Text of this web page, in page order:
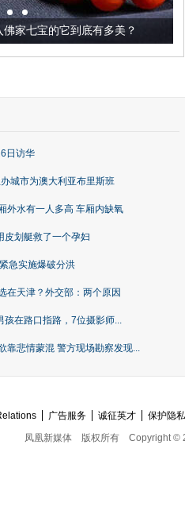
美？
日访华
城市为澳大利亚布里斯班
外水有一人多高 车厢内缺氧
皮划艇救了一个孕妇
急实施爆破分洪
在天津？外交部：两个原因
孩在路口指路，7位摄影师...
靠悲情蒙混 警方现场勘察发现...
广告服务 诚征英才
保护隐
凤凰新媒体
版权所有 Copyright ©